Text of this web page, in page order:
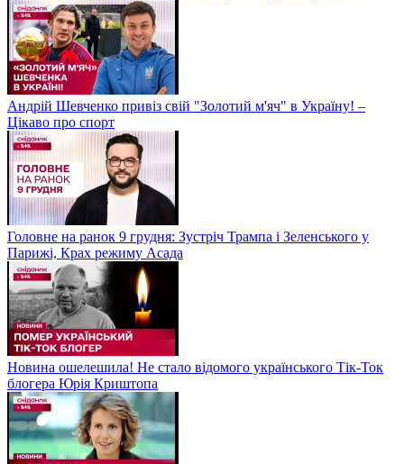
Андрій Шевченко привіз свій "Золотий м'яч" в Україну! –
Цікаво про спорт
Головне на ранок 9 грудня: Зустріч Трампа і Зеленського у
Парижі, Крах режиму Асада
Новина ошелешила! Не стало відомого українського Тік-Ток
блогера Юрія Криштопа